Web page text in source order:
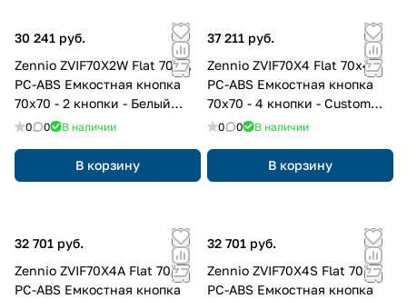
30 241 руб.
Zennio ZVIF70X2W Flat 70х2.
PC-ABS Емкостная кнопка
70x70 - 2 кнопки - Белый
(рамка ZS70 не входит в
0 0 В наличии
В корзину
37 211 руб.
Zennio ZVIF70X4 Flat 70х4.
PC-ABS Емкостная кнопка
70x70 - 4 кнопки - Custom
(рамка ZS70 не входит в
0 0 В наличии
В корзину
32 701 руб.
Zennio ZVIF70X4A Flat 70х4.
PC-ABS Емкостная кнопка
32 701 руб.
Zennio ZVIF70X4S Flat 70х4.
PC-ABS Емкостная кнопка